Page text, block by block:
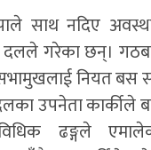
साथ नदिए
दलले गरेका छन्।
नियत बस
उपनेता कार्कीले
ढङ्गले